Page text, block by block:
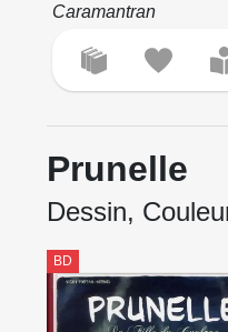
Caramantran
Prunelle
Dessin,
BD